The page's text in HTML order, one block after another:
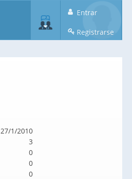
Entrar
Registrarse
27/1/2010
3
0
0
0